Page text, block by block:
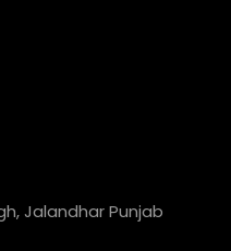
Jalandhar Punjab